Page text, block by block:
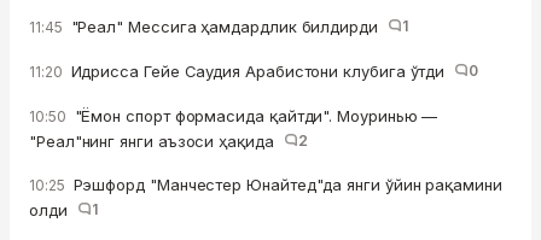
11:45 "Реал" Мессига ҳамдардлик билдирди 1
11:20 Идрисса Гейе Саудия Арабистони клубига ўтди 0
10:50 "Ёмон спорт формасида қайтди". Моуринью —
"Реал"нинг янги аъзоси ҳақида
2
10:25 Рэшфорд "Манчестер Юнайтед"да янги ўйин рақамини
олди
1